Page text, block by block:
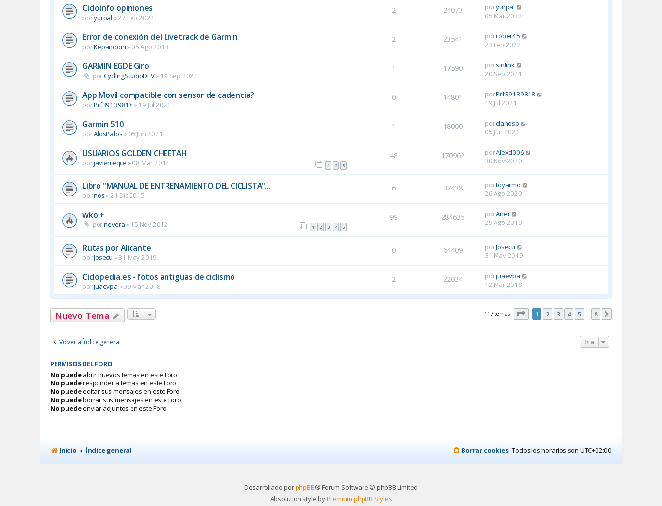
Cicloinfo opiniones
poryurpal »27 Feb 2022
2 24073 poryurpal
05 Mar 2022
Error de conexión del Livetrack de Garmin
porKepandoni» 05 Ago 2018
2 23541 porrober45
23 Feb 2022
GARMIN EGDE Giro
porCyclingStudioDEV» 19 Sep 2021
1 17590 porsinlink
20 Sep 2021
App Movil compatible con sensor de cadencia?
porPrf39139818 » 19 Jul 2021
0 14801 porPrf39139818
19 Jul 2021
Garmin 510
porAlosPalos» 05 Jun 2021
1 18000 porclanoso
05 Jun 2021
USUARIOS GOLDEN CHEETAH
porjavierreqce »08 Mar 2012 1 2 3
48 170962 porAlexd006
30 Nov 2020
Libro "MANUAL DE ENTRENAMIENTO DEL CICLISTA"...
pornos»21 Dic 2015
6 37438 portoyarmo
26 Ago 2020
wko +
pornevera » 15 Nov 2012 1 2 3 4 5
99 284635 porAner
29 Ago 2019
Rutas por Alicante
porJosecu »31 May 2019
0 64409 porJosecu
31 May 2019
Ciclopedia.es - fotos antiguas de ciclismo
porjuaevpa »09 Mar 2018
2 22034 porjuaevpa
12 Mar 2018
Nuevo Tema 117 temas Página1 de
1 2 3 4 5 … 8
Volver a Índice general Ir a
PERMISOS DEL FORO
No puedeabrir nuevos temas en este Foro
No puederesponder a temas en este Foro
No puedeeditar sus mensajes en este Foro
No puedeborrar sus mensajes en este Foro
No puedeenviar adjuntos en este Foro
Inicio Índice general Todos los horarios son UTC+02:00
Borrar cookies
Desarrollado porphpBB® Forum Software © phpBB Limited
Absolution style byPremium phpBB Styles